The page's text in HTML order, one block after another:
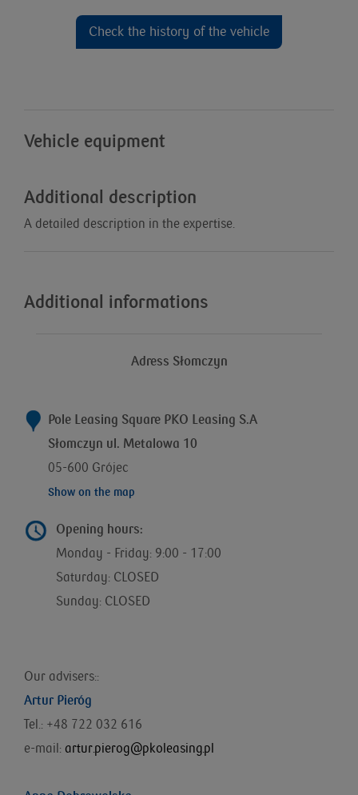
Check the history of the vehicle
Vehicle equipment
Additional description
A detailed description in the expertise.
Additional informations
Adress Słomczyn
Pole Leasing Square PKO Leasing S.A
Słomczyn ul. Metalowa 10
05-600 Grójec
Show on the map
Opening hours:
Monday - Friday: 9:00 - 17:00
Saturday: CLOSED
Sunday: CLOSED
Our advisers::
Artur Pieróg
Tel.: +48 722 032 616
e-mail: artur.pierog@pkoleasing.pl